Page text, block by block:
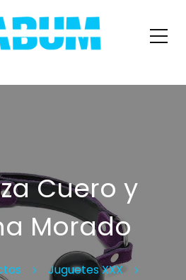
Cuero y
Morado
Juguetes XXX